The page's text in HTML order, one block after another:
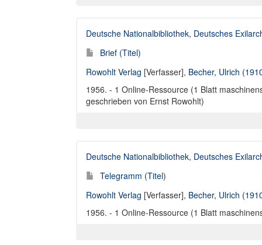
Deutsche Nationalbibliothek, Deutsches
Brief (Titel)
Rowohlt Verlag [Verfasser], Becher, Ulrich
1956. - 1 Online-Ressource (1 Blatt
geschrieben von Ernst Rowohlt)
Deutsche Nationalbibliothek, Deutsches
Telegramm (Titel)
Rowohlt Verlag [Verfasser], Becher, Ulrich
1956. - 1 Online-Ressource (1 Blatt